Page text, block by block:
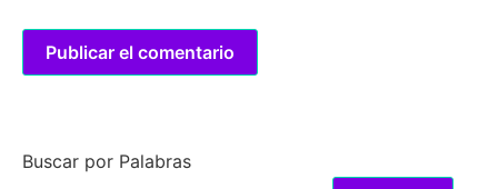
Buscar por Palabras